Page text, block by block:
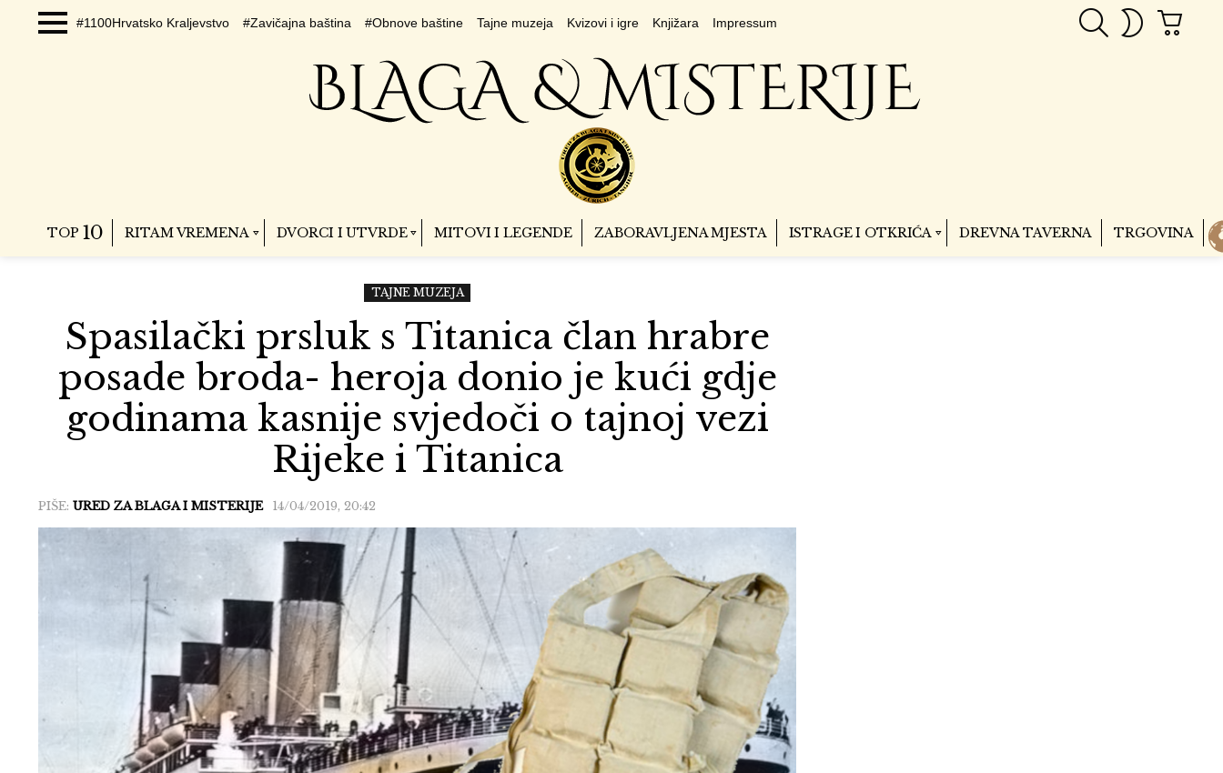
#1100Hrvatsko Kraljevstvo #Zavičajna baština #Obnove baštine Tajne muzeja Kvizovi i igre Knjižara Impressum
PRETRAGASWITCH
SKIN
TOP 10 RITAM VREMENA DVORCI I UTVRDE MITOVI I LEGENDE ZABORAVLJENA MJESTA ISTRAGE I OTKRIĆA DREVNA TAVERNA TRGOVINA
TAJNE MUZEJA
Spasilački prsluk s Titanica član hrabre
posade broda- heroja donio je kući gdje
godinama kasnije svjedoči o tajnoj vezi
Rijeke i Titanica
PIŠE: URED ZA BLAGA I MISTERIJE 14/04/2019, 20:42